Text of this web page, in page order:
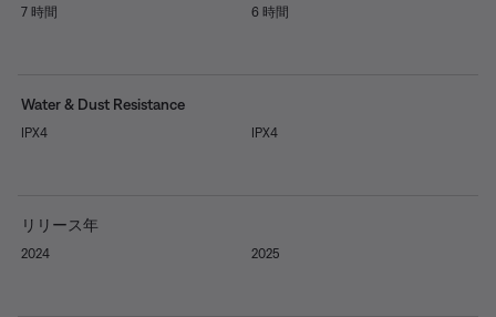
7 時間
Water & Dust Resistance
IPX4
リリース年
2024
6 時間
IPX4
2025